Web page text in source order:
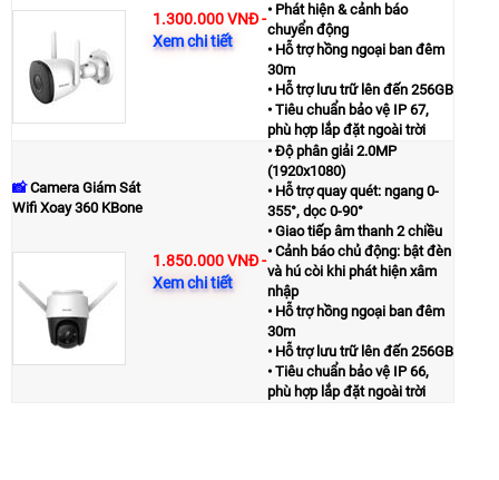
1.300.000 VNĐ-
Xem chi tiết
• Phát hiện & cảnh báo
chuyển động
• Hỗ trợ hồng ngoại ban đêm
30m
• Hỗ trợ lưu trữ lên đến 256GB
• Tiêu chuẩn bảo vệ IP 67,
phù hợp lắp đặt ngoài trời
📸Camera Giám Sát
Wifi Xoay 360 KBone
1.850.000 VNĐ-
Xem chi tiết
• Độ phân giải 2.0MP
(1920x1080)
• Hỗ trợ quay quét: ngang 0-
355°, dọc 0-90°
• Giao tiếp âm thanh 2 chiều
• Cảnh báo chủ động: bật đèn
và hú còi khi phát hiện xâm
nhập
• Hỗ trợ hồng ngoại ban đêm
30m
• Hỗ trợ lưu trữ lên đến 256GB
• Tiêu chuẩn bảo vệ IP 66,
phù hợp lắp đặt ngoài trời